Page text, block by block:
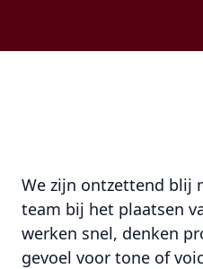
We zijn ontzettend blij
team bij het plaatsen
werken snel, denken
gevoel voor tone of